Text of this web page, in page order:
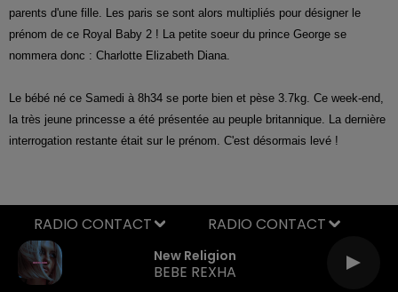
parents d'une fille. Les paris se sont alors multipliés pour désigner le
prénom de ce Royal Baby 2 ! La petite soeur du prince George se
nommera donc : Charlotte Elizabeth Diana.
Le bébé né ce Samedi à 8h34 se porte bien et pèse 3.7kg. Ce week-end,
la très jeune princesse a été présentée au peuple britannique. La dernière
interrogation restante était sur le prénom. C'est désormais levé !
New Religion
BEBE REXHA
RADIO CONTACT